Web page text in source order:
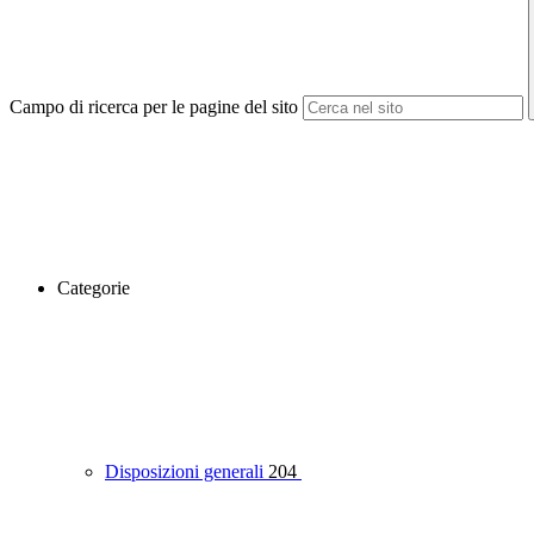
Campo di ricerca per le pagine del sito
Categorie
Disposizioni generali 204